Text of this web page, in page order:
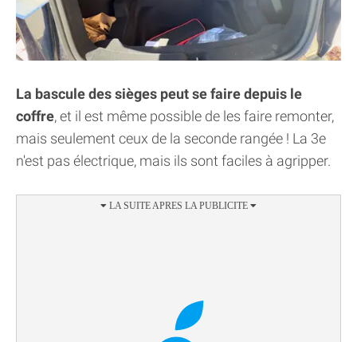
La bascule des sièges peut se faire depuis le
coffre, et il est même possible de les faire remonter,
mais seulement ceux de la seconde rangée ! La 3e
n'est pas électrique, mais ils sont faciles à agripper.